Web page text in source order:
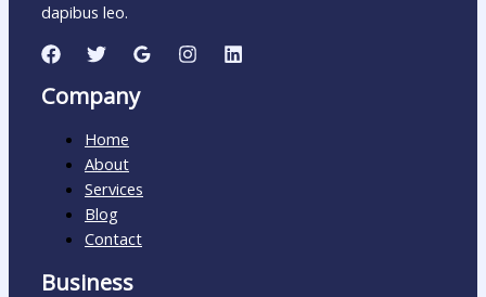
dapibus leo.
Company
Home
About
Services
Blog
Contact
Business